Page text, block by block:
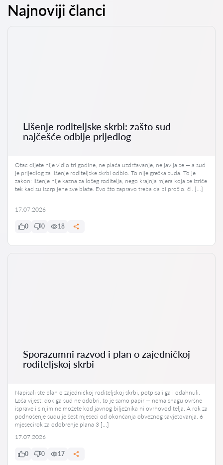
Najnoviji članci
Lišenje roditeljske skrbi: zašto sud
najčešće odbije prijedlog
Otac dijete nije vidio tri godine, ne plaća uzdržavanje, ne javlja se — a sud
je prijedlog za lišenje roditeljske skrbi odbio. To nije greška suda. To je
zakon: lišenje nije kazna za lošeg roditelja, nego krajnja mjera koja se izriče
tek kad su iscrpljene sve blaže. Evo što zapravo treba da bi prošlo. čl. […]
17.07.2026
0 0 18
Sporazumni razvod i plan o zajedničkoj
roditeljskoj skrbi
Napisali ste plan o zajedničkoj roditeljskoj skrbi, potpisali ga i odahnuli.
Loša vijest: dok ga sud ne odobri, to je samo papir — nema snagu ovršne
isprave i s njim ne možete kod javnog bilježnika ni ovrhovoditelja. A rok za
podnošenje sudu je šest mjeseci od okončanja obveznog savjetovanja. 6
mjesecirok za odobrenje plana 3 […]
17.07.2026
0 0 17